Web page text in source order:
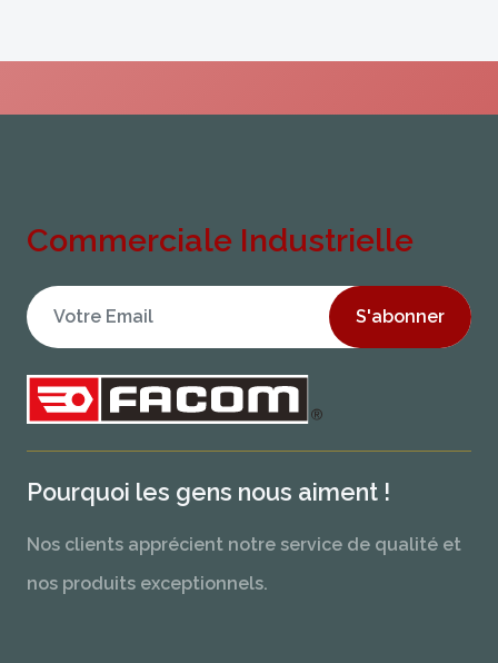
Commerciale Industrielle
S'abonner
Pourquoi les gens nous aiment !
Nos clients apprécient notre service de qualité et
nos produits exceptionnels.